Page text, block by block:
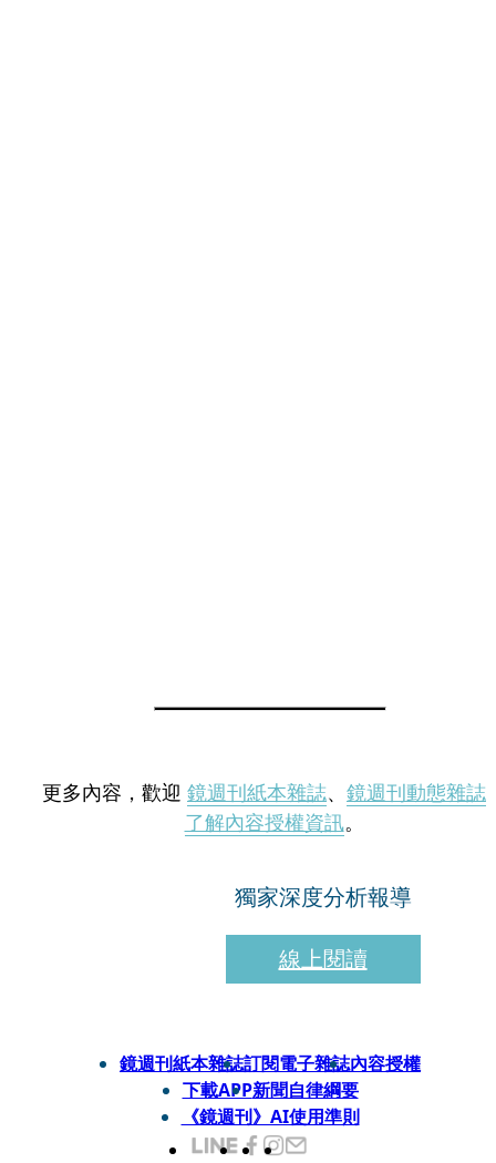
更多內容，歡迎 鏡週刊紙本雜誌、 鏡週刊動態雜誌
了解內容授權資訊。
獨家深度分析報導
線上閱讀
鏡週刊紙本雜誌訂閱電子雜誌內容授權
下載APP新聞自律綱要
《鏡週刊》AI使用準則